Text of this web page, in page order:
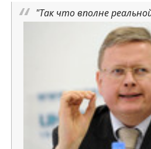
"Так что вполне